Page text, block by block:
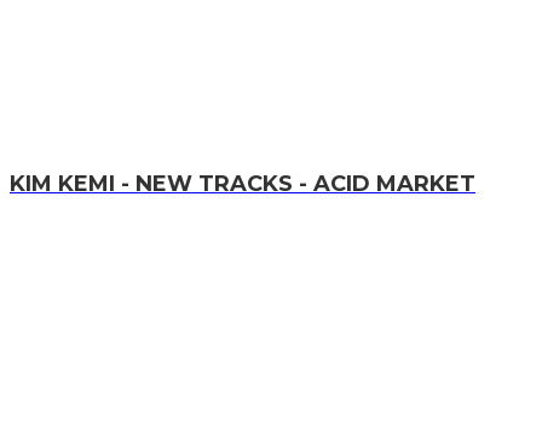
KIM KEMI - NEW TRACKS - ACID MARKET